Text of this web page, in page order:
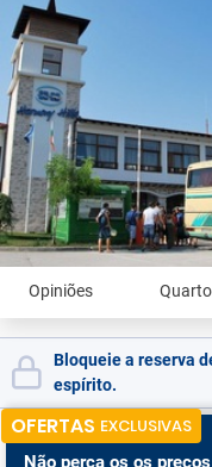
Opiniões
Bloqueie a reserva
espírito.
OFERTAS EXCLUSIVAS
Não perca os os